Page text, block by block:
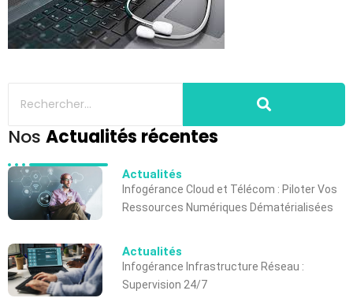
Nos Actualités récentes
Actualités
Infogérance Cloud et Télécom : Piloter Vos
Ressources Numériques Dématérialisées
Actualités
Infogérance Infrastructure Réseau :
Supervision 24/7